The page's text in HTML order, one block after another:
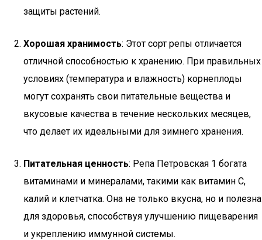
защиты растений.
Хорошая хранимость: Этот сорт репы отличается
отличной способностью к хранению. При правильных
условиях (температура и влажность) корнеплоды
могут сохранять свои питательные вещества и
вкусовые качества в течение нескольких месяцев,
что делает их идеальными для зимнего хранения.
Питательная ценность: Репа Петровская 1 богата
витаминами и минералами, такими как витамин C,
калий и клетчатка. Она не только вкусна, но и полезна
для здоровья, способствуя улучшению пищеварения
и укреплению иммунной системы.